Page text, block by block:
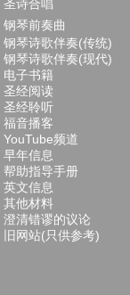
圣诗合唱
钢琴前奏曲
钢琴诗歌伴奏(传统)
钢琴诗歌伴奏(现代)
电子书籍
圣经阅读
圣经聆听
福音播客
YouTube频道
早年信息
帮助指导手册
英文信息
其他材料
澄清错谬的议论
旧网站(只供参考)